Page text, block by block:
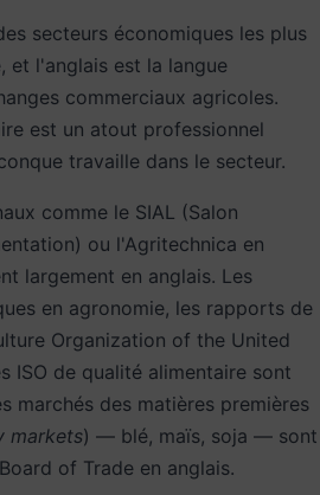
secteurs économiques les plus
et l'anglais est la langue
commerciaux agricoles.
est un atout professionnel
travaille dans le secteur.
comme le SIAL (Salon
ou l'Agritechnica en
largement en anglais. Les
en agronomie, les rapports de
Organization of the United
ISO de qualité alimentaire sont
marchés des matières premières
markets) — blé, maïs, soja — sont
of Trade en anglais.